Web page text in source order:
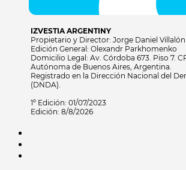
IZVESTIA ARGENTINY
Propietario y Director: Jorge Daniel Villalón
Edición General: Olexandr Parkhomenko
Domicilio Legal: Av. Córdoba 673. Piso 7.
Autónoma de Buenos Aires, Argentina.
Registrado en la Dirección Nacional del
(DNDA).
1º Edición: 01/07/2023
Edición: 8/8/2026